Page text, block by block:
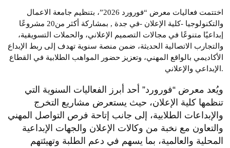
اختتمت فعاليات معرض “فورورد 2026”، بتنظيم جامعة الاعمال
والتكنولوجيا -كلية الإعلان -في جدة , بمشاركة أكثر من20 مشروعًا
إبداعيًا متنوعًا في مجالات التصميم الإعلاني، والحملات التسويقية،
والتجارب الاتصالية الحديثة، ضمن منصة سنوية تهدف إلى ربط الإبداع
الأكاديمي بالواقع المهني، وتعزيز حضور المواهب الطلابية في القطاع
الإبداعي والإعلاني.
‏ويُعد معرض “فورورد” أحد أبرز الفعاليات السنوية التي
تنظمها كلية الإعلان، حيث يستعرض مشاريع التخرج
والإبداعات الطلابية، إلى جانب إتاحة فرص التواصل المهني
والتعاون مع نخبة من وكالات الإعلان والجهات الإبداعية
المحلية والعالمية، بما يسهم في دعم الطلبة وتهيئتهم